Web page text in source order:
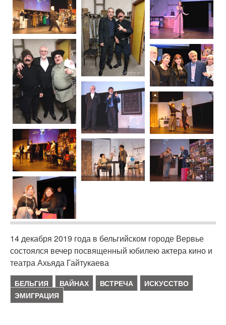
14 декабря 2019 года в бельгийском городе Вервье
состоялся вечер посвященный юбилею актера кино и
театра Ахьяда Гайтукаева
БЕЛЬГИЯ ВАЙНАХ ВСТРЕЧА
ИСКУССТВО
ЭМИГРАЦИЯ